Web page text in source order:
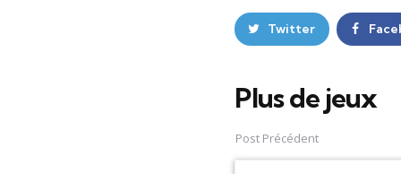
Twitter
Plus de jeux
Post
navigation
Post Précédent